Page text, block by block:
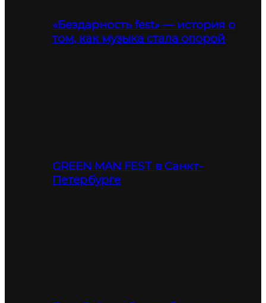
«Бездарность fest» — история о
том, как музыка стала опорой
GREEN MAN FEST в Санкт-
Петербурге